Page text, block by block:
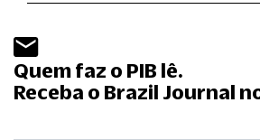
Quem faz o PIB lê.
Receba o Brazil Journal